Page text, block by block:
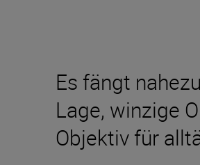
Es fängt
Lage, winzige
Objektiv für